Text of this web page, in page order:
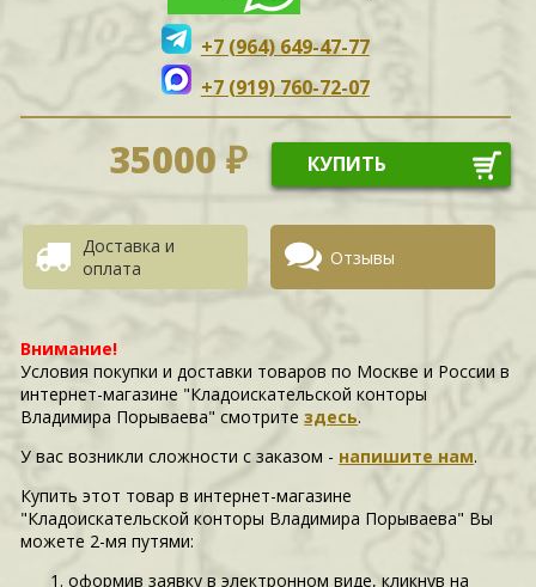
+7 (964) 649-47-77
+7 (919) 760-72-07
35000 ₽ КУПИТЬ
Доставка и
оплата
Отзывы
Внимание!
Условия покупки и доставки товаров по Москве и России в
интернет-магазине "Кладоискательской конторы
Владимира Порываева" смотритездесь.
У вас возникли сложности c заказом - напишите нам.
Купить этот товар в интернет-магазине
"Кладоискательской конторы Владимира Порываева" Вы
можете 2-мя путями:
оформив заявку в электронном виде, кликнув на